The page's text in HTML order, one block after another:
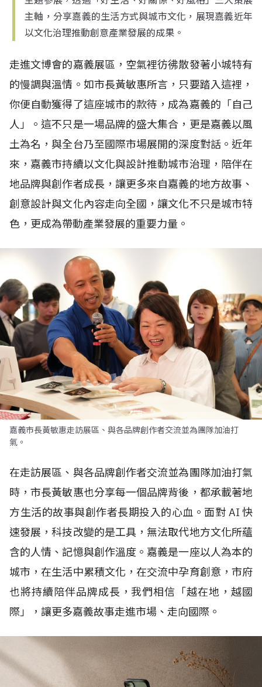
主軸，分享嘉義的生活方式與城市文化，展現嘉義近年
以文化治理推動創意產業發展的成果。
走進文博會的嘉義展區，空氣裡彷彿散發著小城特有
的慢調與溫情。如市長黃敏惠所言，只要踏入這裡，
你便自動獲得了這座城市的款待，成為嘉義的「自己
人」。這不只是一場品牌的盛大集合，更是嘉義以風
土為名，與全台乃至國際市場展開的深度對話。近年
來，嘉義市持續以文化與設計推動城市治理，陪伴在
地品牌與創作者成長，讓更多來自嘉義的地方故事、
創意設計與文化內容走向全國，讓文化不只是城市特
色，更成為帶動產業發展的重要力量。
嘉義市長黃敏惠走訪展區、與各品牌創作者交流並為團隊加油打
氣。
在走訪展區、與各品牌創作者交流並為團隊加油打氣
時，市長黃敏惠也分享每一個品牌背後，都承載著地
方生活的故事與創作者長期投入的心血。面對 AI快
速發展，科技改變的是工具，無法取代地方文化所蘊
含的人情、記憶與創作溫度。嘉義是一座以人為本的
城市，在生活中累積文化，在交流中孕育創意，市府
也將持續陪伴品牌成長，我們相信「越在地，越國
際」，讓更多嘉義故事走進市場、走向國際。